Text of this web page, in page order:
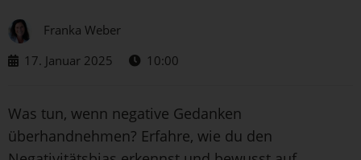
Franka Weber
17. Januar 2025
10:00
Was tun, wenn negative Gedanken
überhandnehmen? Erfahre, wie du den